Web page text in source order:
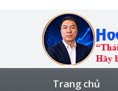
Trang chủ